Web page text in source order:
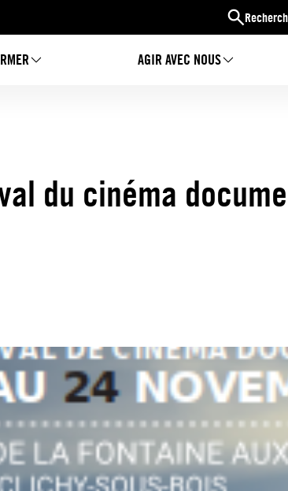
AGIR AVEC NOUS
du cinéma